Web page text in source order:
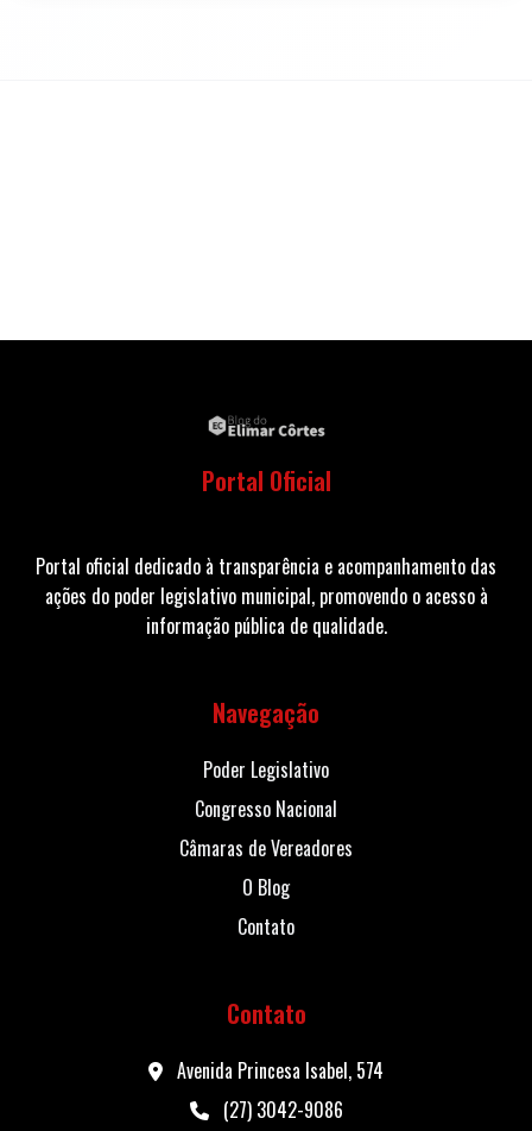
Portal Oficial
Portal oficial dedicado à transparência e acompanhamento das
ações do poder legislativo municipal, promovendo o acesso à
informação pública de qualidade.
Navegação
Poder Legislativo
Congresso Nacional
Câmaras de Vereadores
O Blog
Contato
Contato
Avenida Princesa Isabel, 574
(27) 3042-9086